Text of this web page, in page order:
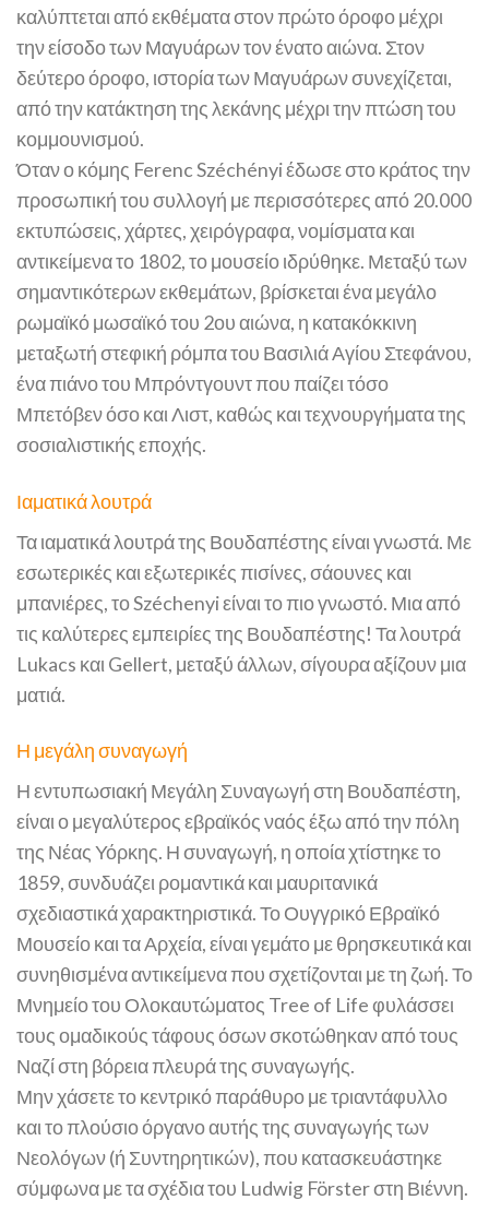
καλύπτεται από εκθέματα στον πρώτο όροφο μέχρι
την είσοδο των Μαγυάρων τον ένατο αιώνα. Στον
δεύτερο όροφο, ιστορία των Μαγυάρων συνεχίζεται,
από την κατάκτηση της λεκάνης μέχρι την πτώση του
κομμουνισμού.
Όταν ο κόμης Ferenc Széchényi έδωσε στο κράτος την
προσωπική του συλλογή με περισσότερες από 20.000
εκτυπώσεις, χάρτες, χειρόγραφα, νομίσματα και
αντικείμενα το 1802, το μουσείο ιδρύθηκε. Μεταξύ των
σημαντικότερων εκθεμάτων, βρίσκεται ένα μεγάλο
ρωμαϊκό μωσαϊκό του 2ου αιώνα, η κατακόκκινη
μεταξωτή στεφική ρόμπα του Βασιλιά Αγίου Στεφάνου,
ένα πιάνο του Μπρόντγουντ που παίζει τόσο
Μπετόβεν όσο και Λιστ, καθώς και τεχνουργήματα της
σοσιαλιστικής εποχής.
Ιαματικά λουτρά
Τα ιαματικά λουτρά της Βουδαπέστης είναι γνωστά. Με
εσωτερικές και εξωτερικές πισίνες, σάουνες και
μπανιέρες, το Széchenyi είναι το πιο γνωστό. Μια από
τις καλύτερες εμπειρίες της Βουδαπέστης! Τα λουτρά
Lukacs και Gellert, μεταξύ άλλων, σίγουρα αξίζουν μια
ματιά.
Η μεγάλη συναγωγή
Η εντυπωσιακή Μεγάλη Συναγωγή στη Βουδαπέστη,
είναι ο μεγαλύτερος εβραϊκός ναός έξω από την πόλη
της Νέας Υόρκης. Η συναγωγή, η οποία χτίστηκε το
1859, συνδυάζει ρομαντικά και μαυριτανικά
σχεδιαστικά χαρακτηριστικά. Το Ουγγρικό Εβραϊκό
Μουσείο και τα Αρχεία, είναι γεμάτο με θρησκευτικά και
συνηθισμένα αντικείμενα που σχετίζονται με τη ζωή. Το
Μνημείο του Ολοκαυτώματος Tree of Life φυλάσσει
τους ομαδικούς τάφους όσων σκοτώθηκαν από τους
Ναζί στη βόρεια πλευρά της συναγωγής.
Μην χάσετε το κεντρικό παράθυρο με τριαντάφυλλο
και το πλούσιο όργανο αυτής της συναγωγής των
Νεολόγων (ή Συντηρητικών), που κατασκευάστηκε
σύμφωνα με τα σχέδια του Ludwig Förster στη Βιέννη.